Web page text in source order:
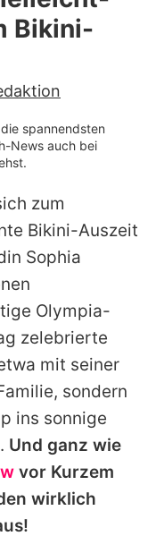
Bikini-
spannendsten
News auch bei
zum
Bikini-Auszeit
Sophia
Olympia-
zelebrierte
mit seiner
sondern
ins sonnige
. Und ganz wie
vor Kurzem
wirklich